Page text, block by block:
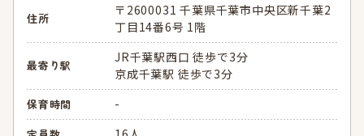
住所
〒2600031 千葉県千葉市中央区新千葉2
丁目14番6号 1階
最寄り駅
JR千葉駅西口 徒歩で3分
京成千葉駅 徒歩で3分
保育時間 -